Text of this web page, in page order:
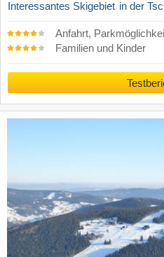
Interessantes Skigebiet in der
Anfahrt,
Familien und Kinder